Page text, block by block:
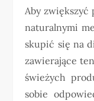
Aby zwiększyć
naturalnymi
skupić się na
zawierające
świeżych
sobie